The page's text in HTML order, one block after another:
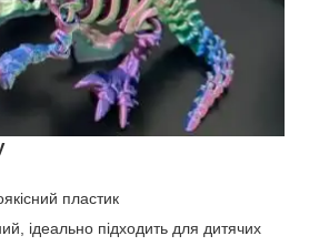
пластик
ідеально підходить для дитячих